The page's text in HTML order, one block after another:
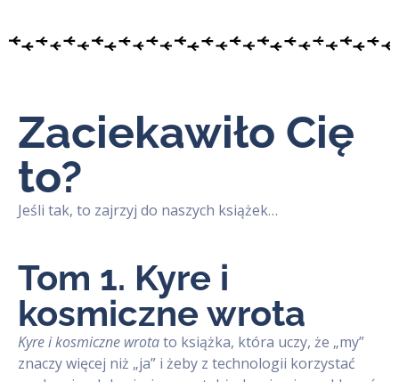
Zaciekawiło Cię
to?
Jeśli tak, to zajrzyj do naszych książek…
Tom 1. Kyre i
kosmiczne wrota
Kyre i kosmiczne wrotato książka, która uczy, że „my”
znaczy więcej niż „ja” i żeby z technologii korzystać